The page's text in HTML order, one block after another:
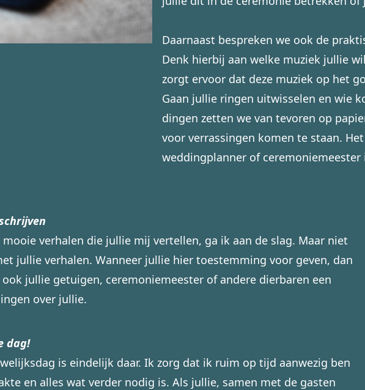
Daarnaast bespreken we ook de
Denk hierbij aan welke muziek jullie
zorgt ervoor dat deze muziek op het
Gaan jullie ringen uitwisselen en wie
dingen zetten we van tevoren op
voor verrassingen komen te staan.
weddingplanner of
mooie verhalen die jullie mij vertellen, ga ik aan de slag. Maar niet
jullie verhalen. Wanneer jullie hier toestemming voor geven, dan
jullie getuigen, ceremoniemeester of andere dierbaren een
over jullie.
dag!
is eindelijk daar. Ik zorg dat ik ruim op tijd aanwezig ben
en alles wat verder nodig is. Als jullie, samen met de gasten